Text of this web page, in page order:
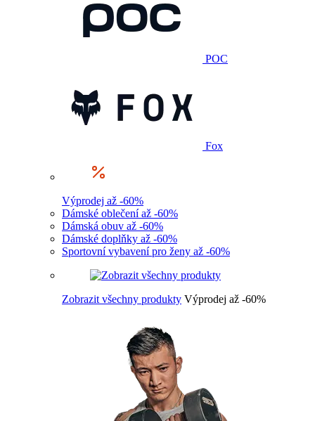
POC
Fox
Výprodej až -60%
Dámské oblečení až -60%
Dámská obuv až -60%
Dámské doplňky až -60%
Sportovní vybavení pro ženy až -60%
Zobrazit všechny produkty Výprodej až -60%